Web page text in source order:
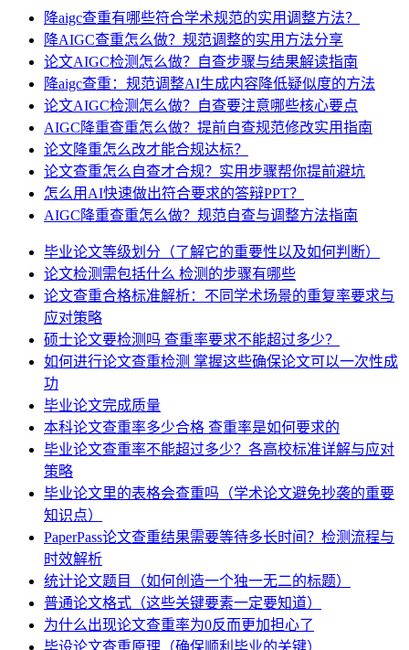
降aigc查重有哪些符合学术规范的实用调整方法？
降AIGC查重怎么做？规范调整的实用方法分享
论文AIGC检测怎么做？自查步骤与结果解读指南
降aigc查重：规范调整AI生成内容降低疑似度的方法
论文AIGC检测怎么做？自查要注意哪些核心要点
AIGC降重查重怎么做？提前自查规范修改实用指南
论文降重怎么改才能合规达标？
论文查重怎么自查才合规？实用步骤帮你提前避坑
怎么用AI快速做出符合要求的答辩PPT？
AIGC降重查重怎么做？规范自查与调整方法指南
毕业论文等级划分（了解它的重要性以及如何判断）
论文检测需包括什么 检测的步骤有哪些
论文查重合格标准解析：不同学术场景的重复率要求与
应对策略
硕士论文要检测吗 查重率要求不能超过多少？
如何进行论文查重检测 掌握这些确保论文可以一次性成
功
毕业论文完成质量
本科论文查重率多少合格 查重率是如何要求的
毕业论文查重率不能超过多少？各高校标准详解与应对
策略
毕业论文里的表格会查重吗（学术论文避免抄袭的重要
知识点）
PaperPass论文查重结果需要等待多长时间？检测流程与
时效解析
统计论文题目（如何创造一个独一无二的标题）
普通论文格式（这些关键要素一定要知道）
为什么出现论文查重率为0反而更加担心了